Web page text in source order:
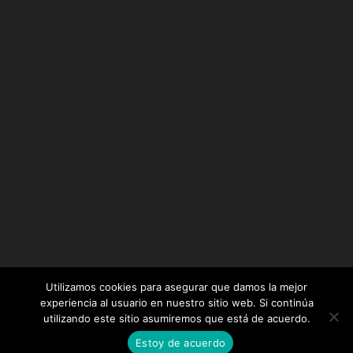
Diseñado por Elegant Themes| Desarrollado por
WordPress
Utilizamos cookies para asegurar que damos la mejor
experiencia al usuario en nuestro sitio web. Si continúa
utilizando este sitio asumiremos que está de acuerdo.
Estoy de acuerdo